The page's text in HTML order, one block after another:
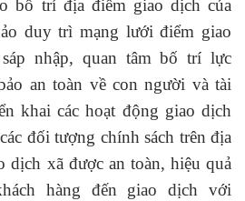
bố trí địa điểm giao dịch của
duy trì mạng lưới điểm giao
nhập, quan tâm bố trí lực
an toàn về con người và tài
khai các hoạt động giao dịch
đối tượng chính sách trên địa
dịch xã được an toàn, hiệu quả
hàng đến giao dịch với